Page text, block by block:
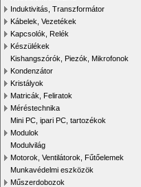
Induktivitás, Transzformátor
Kábelek, Vezetékek
Kapcsolók, Relék
Készülékek
Kishangszórók, Piezók, Mikrofonok
Kondenzátor
Kristályok
Matricák, Feliratok
Méréstechnika
Mini PC, ipari PC, tartozékok
Modulok
Modulvilág
Motorok, Ventilátorok, Fűtőelemek
Munkavédelmi eszközök
Műszerdobozok